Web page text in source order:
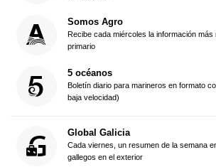
Somos Agro
Recibe cada miércoles la información
primario
5 océanos
Boletín diario para marineros en formato
baja velocidad)
Global Galicia
Cada viernes, un resumen de la semana
gallegos en el exterior